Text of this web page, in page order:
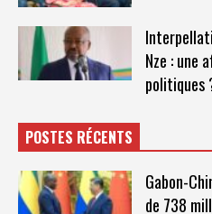
Nze : une
politiques
POSTES RÉCENTS
Gabon-
de 738